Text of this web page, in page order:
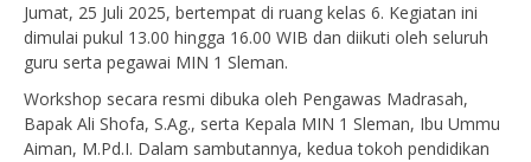
Jumat, 25 Juli 2025, bertempat di ruang kelas 6. Kegiatan ini
dimulai pukul 13.00 hingga 16.00 WIB dan diikuti oleh seluruh
guru serta pegawai MIN 1 Sleman.
Workshop secara resmi dibuka oleh Pengawas Madrasah,
Bapak Ali Shofa, S.Ag., serta Kepala MIN 1 Sleman, Ibu Ummu
Aiman, M.Pd.I. Dalam sambutannya, kedua tokoh pendidikan